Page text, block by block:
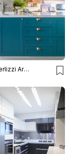
Pietro Terlizzi Arquitetura e Designer